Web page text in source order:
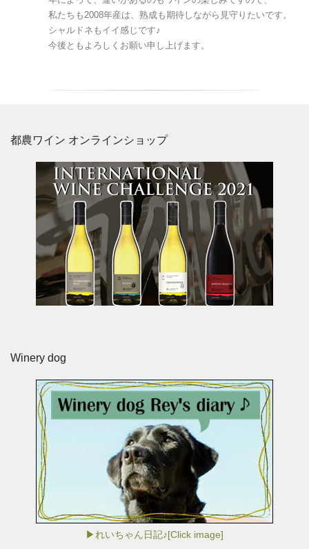
私たちも2008年産は、熟成も期待しながら見守りたいです。
シャルドネもイイ感じです♪
今後ともよろしくお願い申し上げます。
都農ワイン オンラインショップ
Winery dog
▶れいちゃん日記♪[Click image]